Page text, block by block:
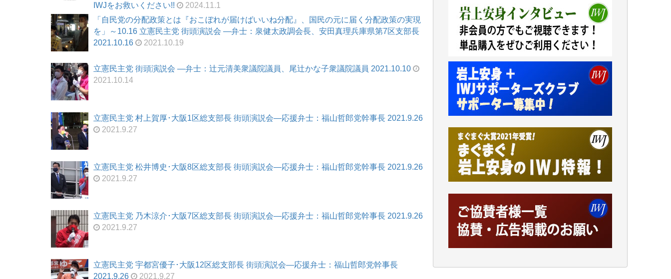
IWJをお救いください!!
2024.11.1
「自民党の分配政策とは『おこぼれが届けばいいね分配』、国民の元に届く分配政策の実現
を」～10.16 立憲民主党 街頭演説会 ―弁士：泉健太政調会長、安田真理兵庫県第7区支部長
2021.10.16
2021.10.19
立憲民主党 街頭演説会 ―弁士：辻元清美衆議院議員、尾辻かな子衆議院議員 2021.10.10
2021.10.14
立憲民主党 村上賀厚･大阪1区総支部長 街頭演説会―応援弁士：福山哲郎党幹事長 2021.9.26
2021.9.27
立憲民主党 松井博史･大阪8区総支部長 街頭演説会―応援弁士：福山哲郎党幹事長 2021.9.26
2021.9.27
立憲民主党 乃木涼介･大阪7区総支部長 街頭演説会―応援弁士：福山哲郎党幹事長 2021.9.26
2021.9.27
立憲民主党 宇都宮優子･大阪12区総支部長 街頭演説会―応援弁士：福山哲郎党幹事長
2021.9.26
2021.9.27
藤田英之 様
藤岡比左志 様
井出 隆太 様
小池説夫 様
アオキカナメ 様
諸般の事情によりIWJ会費払えず今は非会員
です。市民側に立つ講演会にIWJのカメラマ
ンをよく拝見しております。コンテンツが失
われるのはあまりにもったいない。少しでも
今日、僅かですがカンパしました。（T.M.
様）
の妻を抱えている私にとっては精一杯のカン
パです。
かねてよりIWJが発してきた膨大な取材記事
や解説記事、そして各界の方々とのインタビ
ューは大袈裟ではなく、極めて重要な知的財